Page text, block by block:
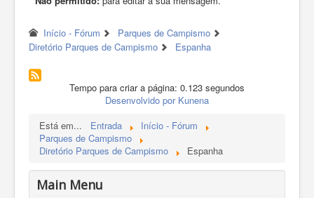
Início - Fórum
Parques de Campismo
Diretório Parques de Campismo
Espanha
Tempo para criar a página: 0.123 segundos
Desenvolvido por Kunena
Está em...
Entrada
Início - Fórum
Parques de Campismo
Diretório Parques de Campismo
Espanha
Main Menu